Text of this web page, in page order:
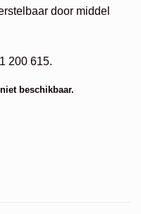
door middel
200 615.
beschikbaar.